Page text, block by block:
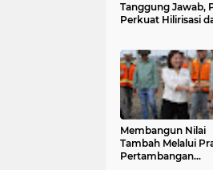
Tanggung Jawab,
Perkuat Hilirisasi
Membangun Nilai
Tambah Melalui
Pertambangan